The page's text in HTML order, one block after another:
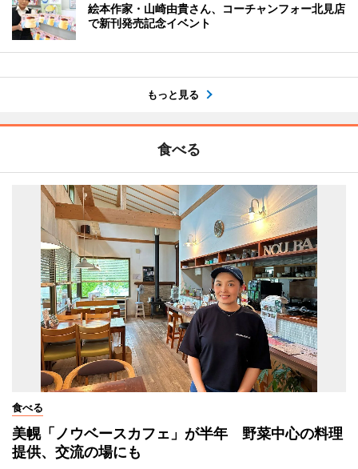
絵本作家・山崎由貴さん、コーチャンフォー北見店
で新刊発売記念イベント
もっと見る
食べる
食べる
美幌「ノウベースカフェ」が半年 野菜中心の料理
提供、交流の場にも